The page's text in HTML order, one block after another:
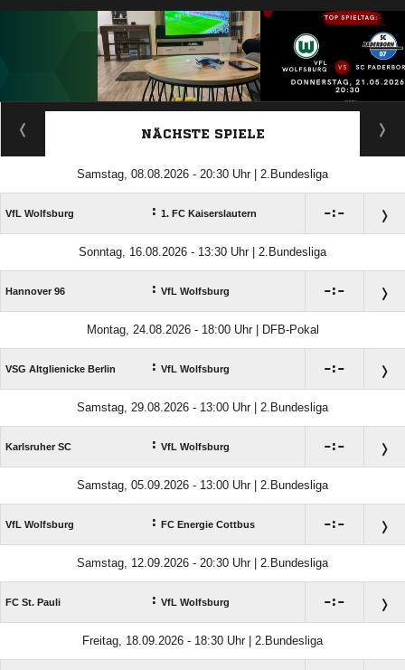
ANZEIGE
NÄCHSTE SPIELE
Samstag, 08.08.2026 - 20:30 Uhr | 2.Bundesliga
VfL Wolfsburg : 1. FC Kaiserslautern :
Sonntag, 16.08.2026 - 13:30 Uhr | 2.Bundesliga
Hannover 96 : VfL Wolfsburg :
Montag, 24.08.2026 - 18:00 Uhr | DFB-Pokal
VSG Altglienicke Berlin : VfL Wolfsburg :
Samstag, 29.08.2026 - 13:00 Uhr | 2.Bundesliga
Karlsruher SC : VfL Wolfsburg :
Samstag, 05.09.2026 - 13:00 Uhr | 2.Bundesliga
VfL Wolfsburg : FC Energie Cottbus :
Samstag, 12.09.2026 - 20:30 Uhr | 2.Bundesliga
FC St. Pauli : VfL Wolfsburg :
Freitag, 18.09.2026 - 18:30 Uhr | 2.Bundesliga